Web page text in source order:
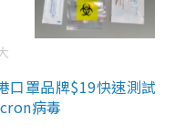
口罩品牌$19快速測試
病毒